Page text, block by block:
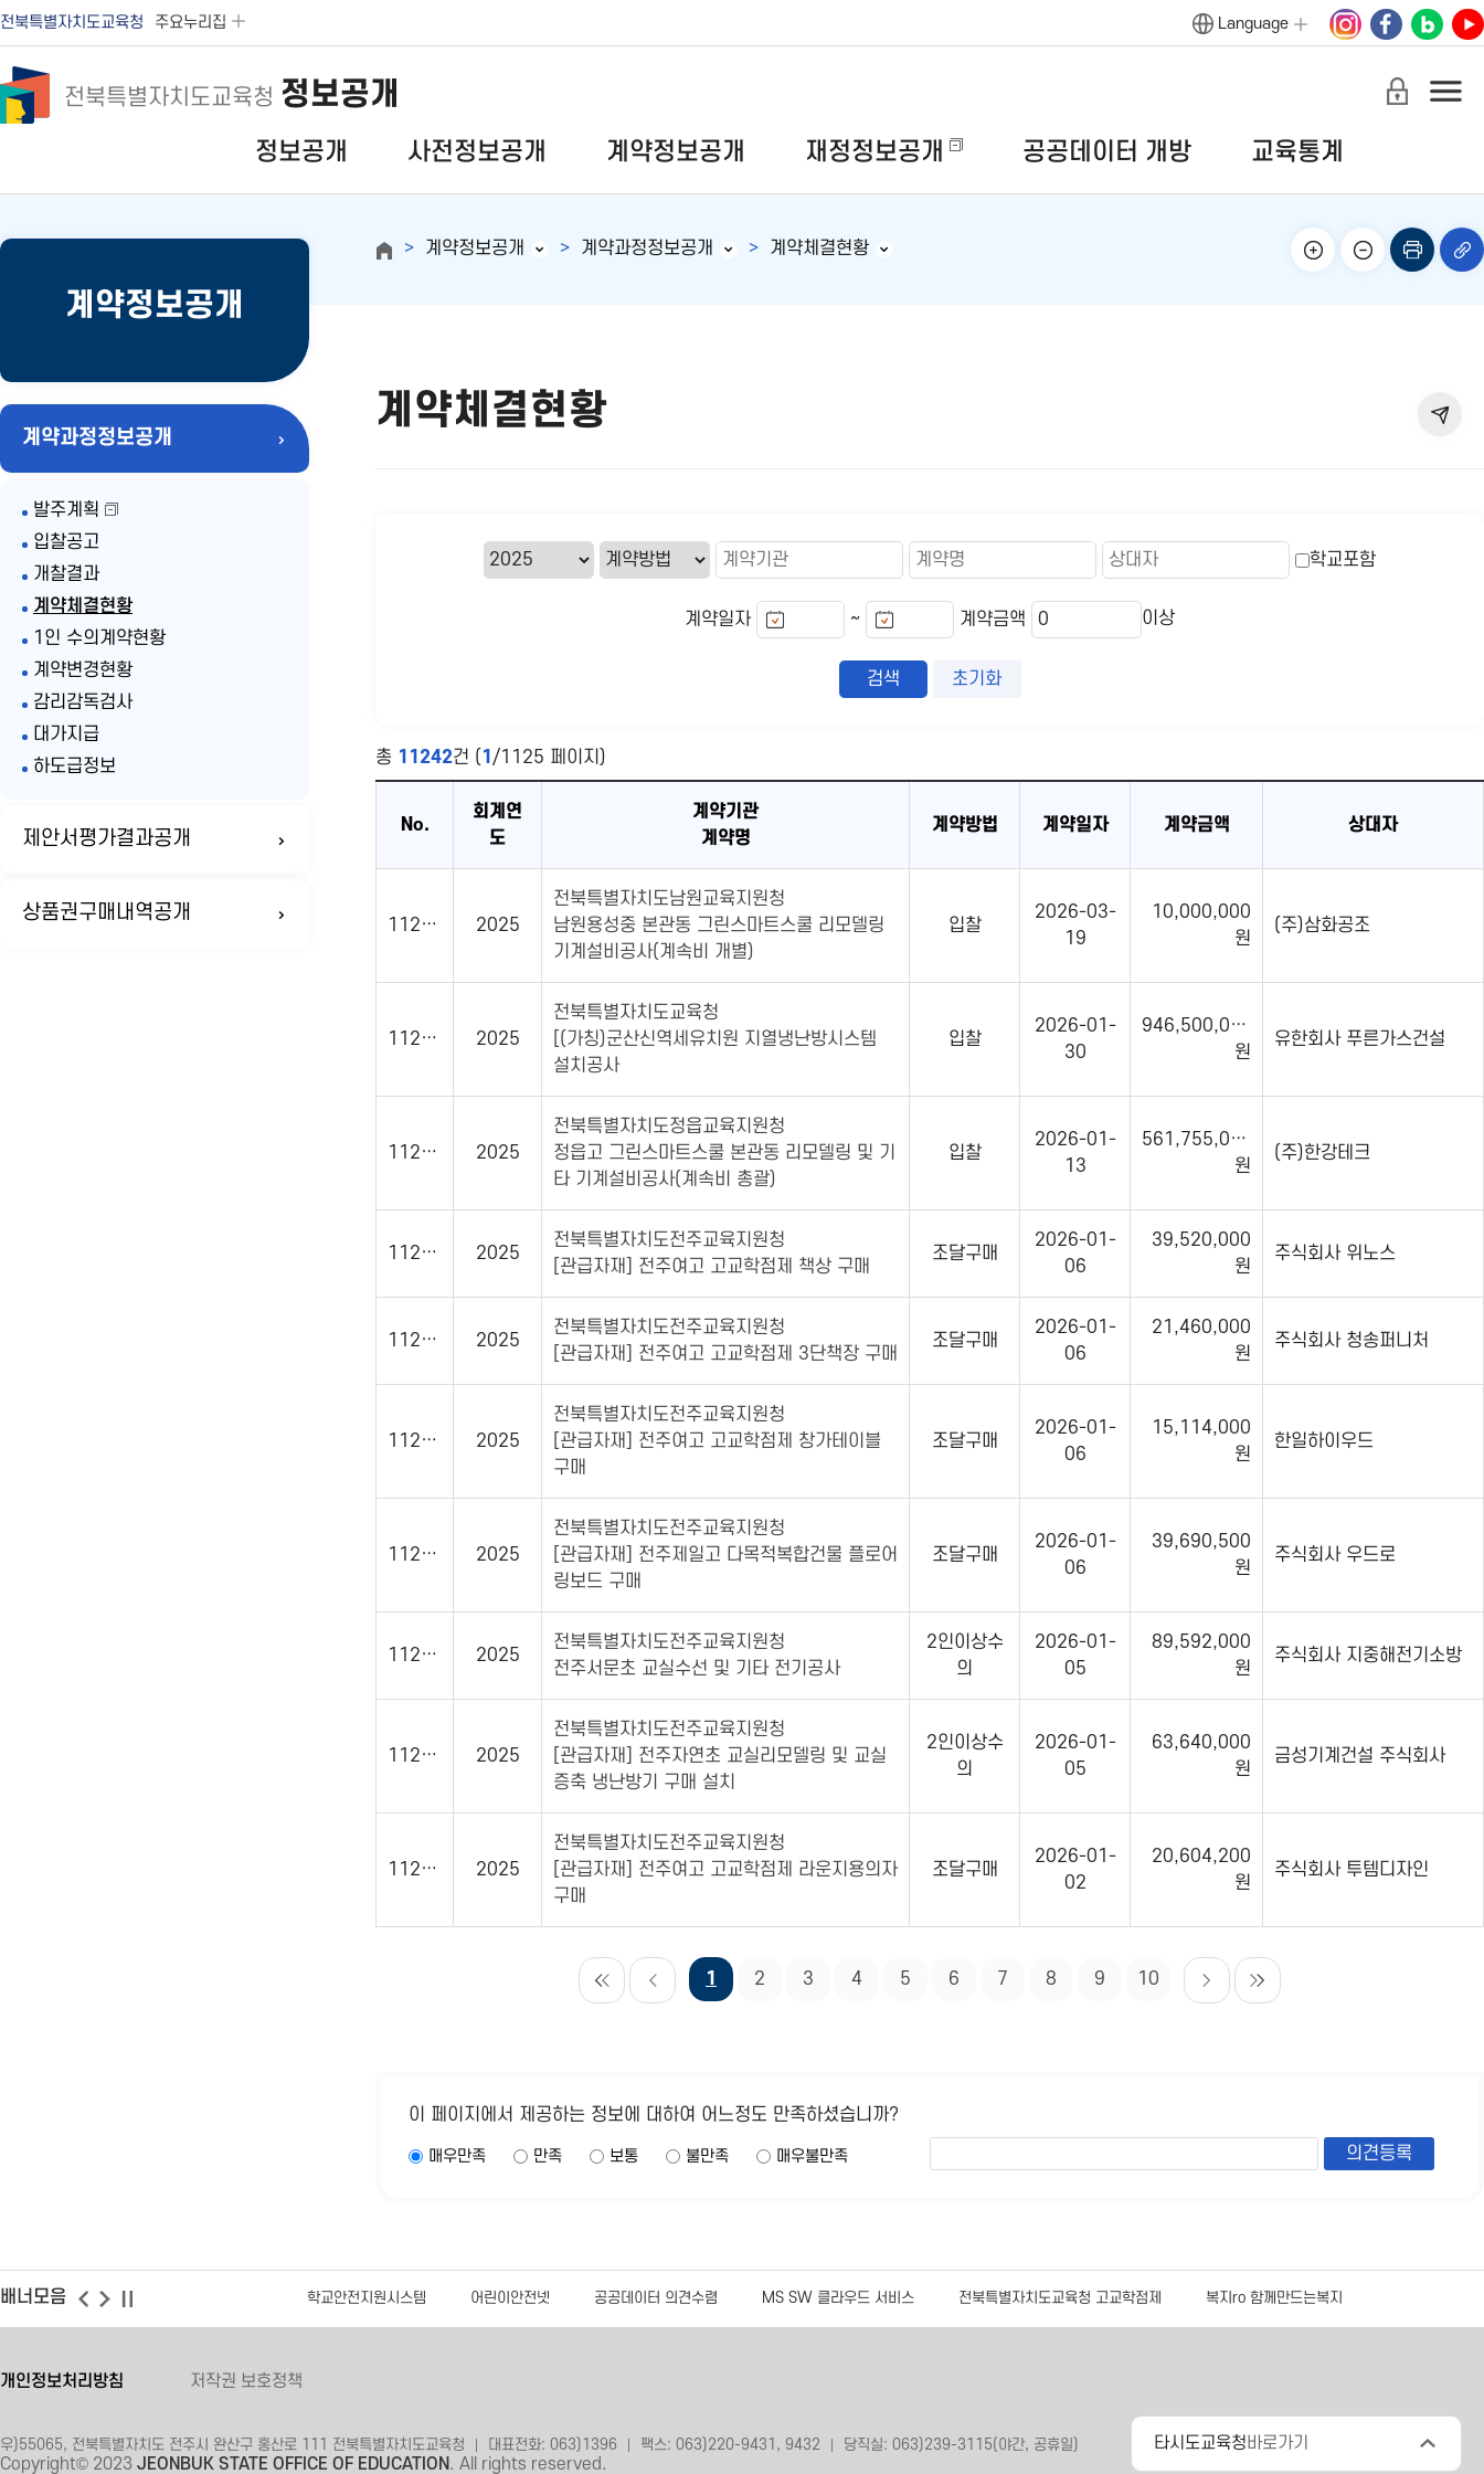
전북특별자치도교육청 주요누리집 Language
전북특별자치도교육청 정보공개
정보공개 사전정보공개 계약정보공개 재정정보공개 공공데이터 개방 교육통계
계약정보공개
계약과정정보공개
발주계획
입찰공고
개찰결과
계약체결현황
1인 수의계약현황
계약변경현황
감리감독검사
대가지급
하도급정보
제안서평가결과공개
상품권구매내역공개
계약정보공개 계약과정정보공개 계약체결현황
계약체결현황
학교포함
계약일자 ~ 계약금액 이상
초기화
총 11242건 ( 1 /1125 페이지)
No.
회계연
도
계약기관
계약명
계약방법 계약일자 계약금액 상대자
11242 2025
전북특별자치도남원교육지원청
남원용성중 본관동 그린스마트스쿨 리모델링
기계설비공사(계속비 개별)
입찰
2026-03-
19
10,000,000
원
(주)삼화공조
11241 2025
전북특별자치도교육청
[(가칭)군산신역세유치원 지열냉난방시스템
설치공사
입찰
2026-01-
30
946,500,000
원
유한회사 푸른가스건설
11240 2025
전북특별자치도정읍교육지원청
정읍고 그린스마트스쿨 본관동 리모델링 및 기
타 기계설비공사(계속비 총괄)
입찰
2026-01-
13
561,755,000
원
(주)한강테크
11239 2025
전북특별자치도전주교육지원청
[관급자재] 전주여고 고교학점제 책상 구매
조달구매
2026-01-
06
39,520,000
원
주식회사 위노스
11238 2025
전북특별자치도전주교육지원청
[관급자재] 전주여고 고교학점제 3단책장 구매
조달구매
2026-01-
06
21,460,000
원
주식회사 청송퍼니처
11237 2025
전북특별자치도전주교육지원청
[관급자재] 전주여고 고교학점제 창가테이블
구매
조달구매
2026-01-
06
15,114,000
원
한일하이우드
11236 2025
전북특별자치도전주교육지원청
[관급자재] 전주제일고 다목적복합건물 플로어
링보드 구매
조달구매
2026-01-
06
39,690,500
원
주식회사 우드로
11235 2025
전북특별자치도전주교육지원청
전주서문초 교실수선 및 기타 전기공사
2인이상수
의
2026-01-
05
89,592,000
원
주식회사 지중해전기소방
11234 2025
전북특별자치도전주교육지원청
[관급자재] 전주자연초 교실리모델링 및 교실
증축 냉난방기 구매 설치
2인이상수
의
2026-01-
05
63,640,000
원
금성기계건설 주식회사
11233 2025
전북특별자치도전주교육지원청
[관급자재] 전주여고 고교학점제 라운지용의자
구매
조달구매
2026-01-
02
20,604,200
원
주식회사 투템디자인
1 2 3 4 5 6 7 8 9 10
이 페이지에서 제공하는 정보에 대하여 어느정도 만족하셨습니까?
매우만족 만족 보통 불만족 매우불만족
배너모음 학교안전지원시스템 어린이안전넷 공공데이터 의견수렴 MS SW 클라우드 서비스 전북특별자치도교육청 고교학점제 복지ro 함께만드는복지
타시도교육청 바로가기
개인정보처리방침 저작권 보호정책
우)55065, 전북특별자치도 전주시 완산구 홍산로 111 전북특별자치도교육청 대표전화: 063)1396 팩스: 063)220-9431, 9432 당직실: 063)239-3115(야간, 공휴일)
Copyright© 2023 JEONBUK STATE OFFICE OF EDUCATION. All rights reserved.